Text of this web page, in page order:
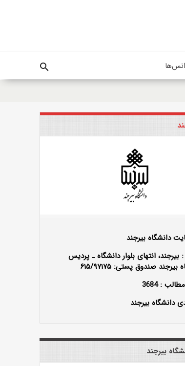
search
دانشگاه بیرجند
انتهای بلوار دانشگاه ـ پردیس
صندوق پستی: ۶۱۵/۹۷۱۷۵
: 3684
دانشگاه بیرجند
بیرجند